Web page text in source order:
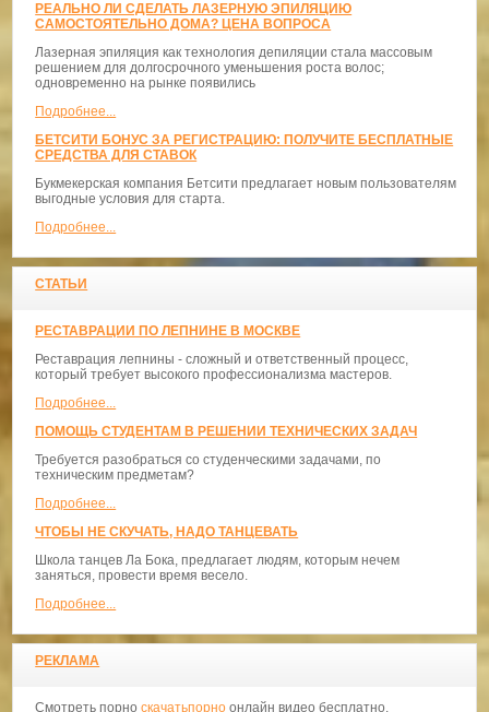
РЕАЛЬНО ЛИ СДЕЛАТЬ ЛАЗЕРНУЮ ЭПИЛЯЦИЮ
САМОСТОЯТЕЛЬНО ДОМА? ЦЕНА ВОПРОСА
Лазерная эпиляция как технология депиляции стала массовым
решением для долгосрочного уменьшения роста волос;
одновременно на рынке появились
Подробнее...
БЕТСИТИ БОНУС ЗА РЕГИСТРАЦИЮ: ПОЛУЧИТЕ БЕСПЛАТНЫЕ
СРЕДСТВА ДЛЯ СТАВОК
Букмекерская компания Бетсити предлагает новым пользователям
выгодные условия для старта.
Подробнее...
СТАТЬИ
РЕСТАВРАЦИИ ПО ЛЕПНИНЕ В МОСКВЕ
Реставрация лепнины - сложный и ответственный процесс,
который требует высокого профессионализма мастеров.
Подробнее...
ПОМОЩЬ СТУДЕНТАМ В РЕШЕНИИ ТЕХНИЧЕСКИХ ЗАДАЧ
Требуется разобраться со студенческими задачами, по
техническим предметам?
Подробнее...
ЧТОБЫ НЕ СКУЧАТЬ, НАДО ТАНЦЕВАТЬ
​Школа танцев Ла Бока, предлагает людям, которым нечем
заняться, провести время весело.
Подробнее...
РЕКЛАМА
Смотреть порноскачатьпорно онлайн видео бесплатно.